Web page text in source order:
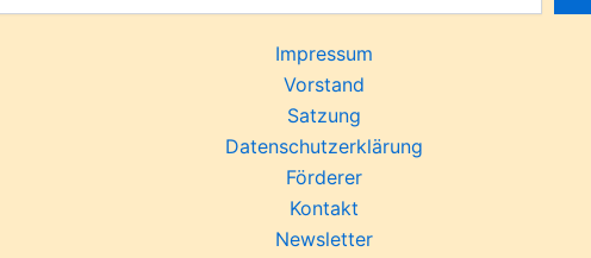
Impressum
Vorstand
Satzung
Datenschutzerklärung
Förderer
Kontakt
Newsletter